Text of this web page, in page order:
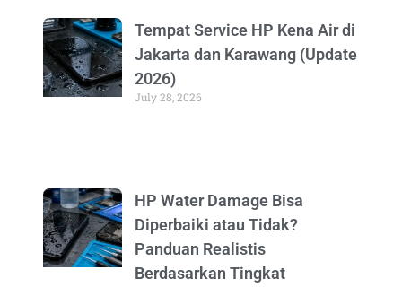
Tempat Service HP Kena Air di
Jakarta dan Karawang (Update
2026)
July 28, 2026
HP Water Damage Bisa
Diperbaiki atau Tidak?
Panduan Realistis
Berdasarkan Tingkat